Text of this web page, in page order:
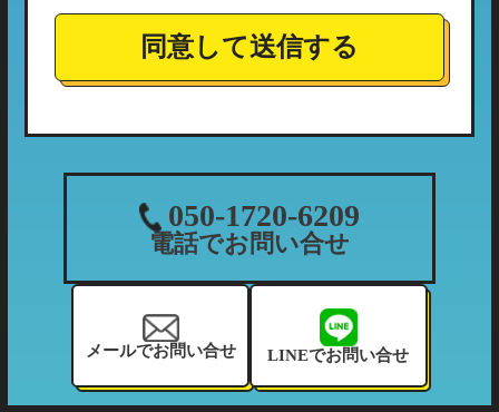
ほか、お客様ご本人の同意なしに第三者へ開示ま
たは提供されることはありません。
また、フランチャイジーとの間においては、事前
に個人情報保護に対する安全性を審査の上、個人
こととしており、適切な管理監督を行ってまいり
当社が収集する個人情報につきましては、下記の
利用目的の範囲内において利用させて頂きます。
（1）ご利用履歴・支払状況の確認など、当社の
利用状況の把握及び債権管理のため
（2）カーマッチフランチャイズ全体の市場調
同意して送信する
050-1720-6209
電話でお問い合せ
メールでお問い合せ LINEでお問い合せ